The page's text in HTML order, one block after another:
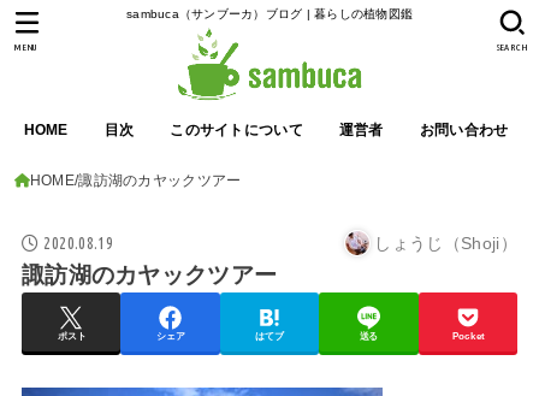
sambuca（サンブーカ）ブログ | 暮らしの植物図鑑
HOME 目次 このサイトについて 運営者 お問い合わせ
SEARCH
MENU
HOME 諏訪湖のカヤックツアー
2020.08.19 しょうじ（Shoji）
諏訪湖のカヤックツアー
ポスト シェア はてブ 送る Pocket